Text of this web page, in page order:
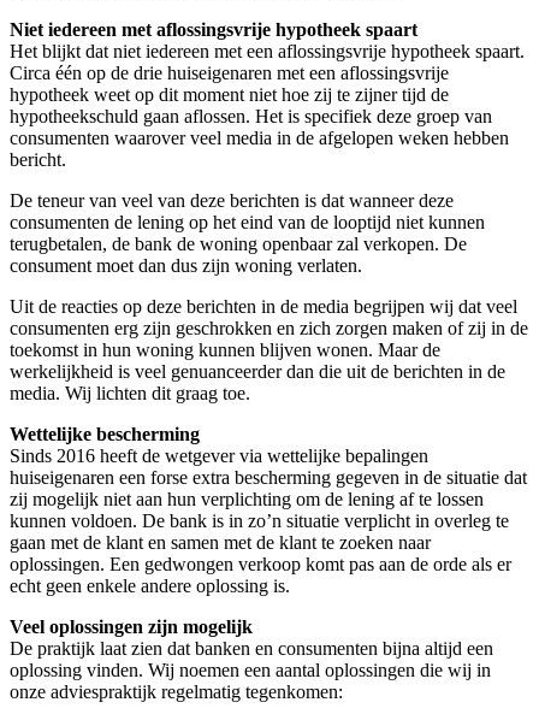
Niet iedereen met aflossingsvrije hypotheek spaart
Het blijkt dat niet iedereen met een aflossingsvrije hypotheek spaart.
Circa één op de drie huiseigenaren met een aflossingsvrije
hypotheek weet op dit moment niet hoe zij te zijner tijd de
hypotheekschuld gaan aflossen. Het is specifiek deze groep van
consumenten waarover veel media in de afgelopen weken hebben
bericht.
De teneur van veel van deze berichten is dat wanneer deze
consumenten de lening op het eind van de looptijd niet kunnen
terugbetalen, de bank de woning openbaar zal verkopen. De
consument moet dan dus zijn woning verlaten.
Uit de reacties op deze berichten in de media begrijpen wij dat veel
consumenten erg zijn geschrokken en zich zorgen maken of zij in de
toekomst in hun woning kunnen blijven wonen. Maar de
werkelijkheid is veel genuanceerder dan die uit de berichten in de
media. Wij lichten dit graag toe.
Wettelijke bescherming
Sinds 2016 heeft de wetgever via wettelijke bepalingen
huiseigenaren een forse extra bescherming gegeven in de situatie dat
zij mogelijk niet aan hun verplichting om de lening af te lossen
kunnen voldoen. De bank is in zo’n situatie verplicht in overleg te
gaan met de klant en samen met de klant te zoeken naar
oplossingen. Een gedwongen verkoop komt pas aan de orde als er
echt geen enkele andere oplossing is.
Veel oplossingen zijn mogelijk
De praktijk laat zien dat banken en consumenten bijna altijd een
oplossing vinden. Wij noemen een aantal oplossingen die wij in
onze adviespraktijk regelmatig tegenkomen: